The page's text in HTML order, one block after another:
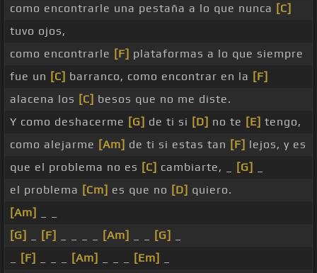
como encontrarle una pestaña a lo que nunca [C]
tuvo ojos,
como encontrarle [F] plataformas a lo que siempre
fue un [C] barranco, como encontrar en la [F]
alacena los [C] besos que no me diste.
Y como deshacerme [G] de ti si [D] no te [E] tengo,
como alejarme [Am] de ti si estas tan [F] lejos, y es
que el problema no es [C] cambiarte, _ [G]
el problema [Cm] es que no [D] quiero.
[Am]
[G]
[F] [Am] [G]
[F] [Am] [Em]